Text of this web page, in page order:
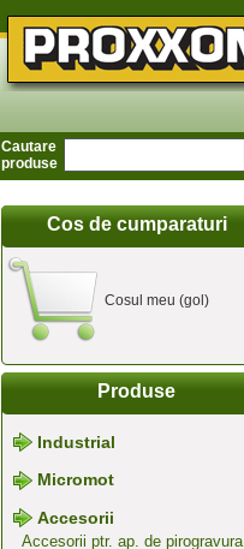
Cautare
produse
Cos de cumparaturi
Cosul meu (gol)
Produse
Industrial
Micromot
Accesorii
Accesorii ptr. ap. de pirogravura